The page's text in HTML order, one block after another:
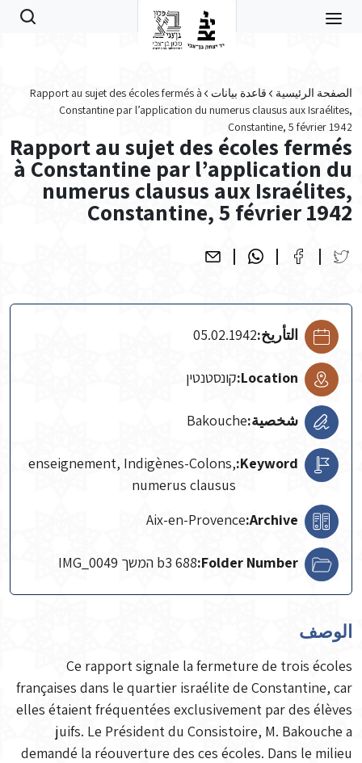
الصفحة الرئيسية قاعدة بيانات
Rapport au sujet des écoles fermés à
Constantine par l’application du numerus clausus aux Israélites,
Constantine, 5 février 1942
Rapport au sujet des écoles fermés
à Constantine par l’application du
numerus clausus aux Israélites,
Constantine, 5 février 1942
التأريخ:05.02.1942
Location: קונסטנטין
شخصية:Bakouche
Keyword:
enseignement, Indigènes-Colons,
numerus clausus
Archive:
Aix-en-Provence
Folder Number: b3 688 המשך IMG_0049
الوصف
Ce rapport signale la fermeture de trois écoles
françaises dans le quartier israélite de Constantine, car
elles étaient fréquentées exclusivement par des élèves
juifs. Le Président du Consistoire, M. Bakouche a
demandé la réouverture des ces écoles. Dans le milieu